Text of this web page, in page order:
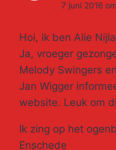
7 juni 2016
Hoi, ik ben Alie
Ja, vroeger
Melody Swingers
Jan Wigger
website. Leuk om
Ik zing op het
Enschede